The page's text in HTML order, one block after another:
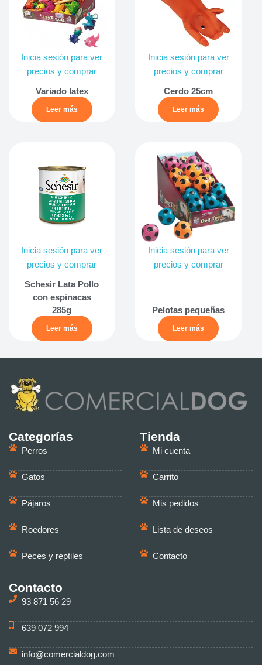
Inicia sesión para ver
precios y comprar
Variado latex
Leer más
Inicia sesión para ver
precios y comprar
Cerdo 25cm
Leer más
Inicia sesión para ver
precios y comprar
Schesir Lata Pollo
con espinacas
285g
Leer más
Inicia sesión para ver
precios y comprar
Pelotas pequeñas
Leer más
Categorías
Perros
Gatos
Pájaros
Roedores
Peces y reptiles
Tienda
Mi cuenta
Carrito
Mis pedidos
Lista de deseos
Contacto
Contacto
93 871 56 29
639 072 994
info@comercialdog.com